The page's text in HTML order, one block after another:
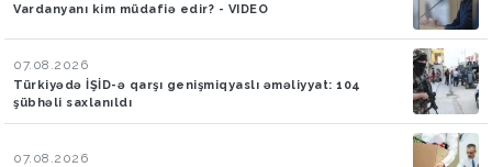
Vardanyanı kim müdafiə edir? - VIDEO
07.08.2026
Türkiyədə İŞİD-ə qarşı genişmiqyaslı əməliyyat: 104
şübhəli saxlanıldı
07.08.2026